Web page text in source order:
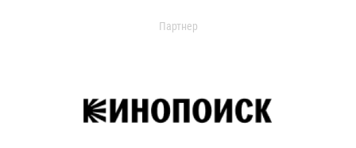
Партнер